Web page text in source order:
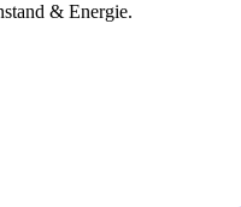
& Energie.